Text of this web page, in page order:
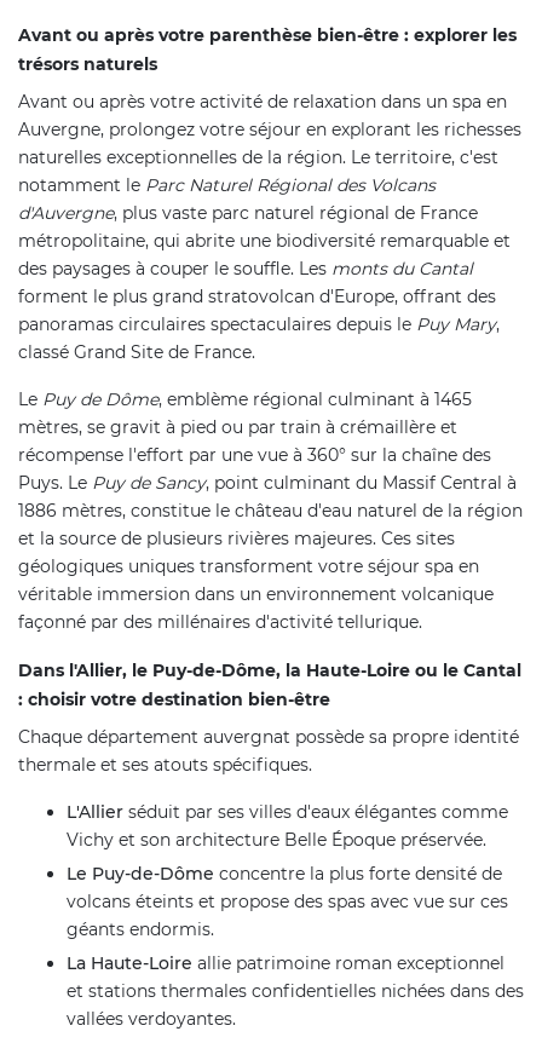
Avant ou après votre parenthèse bien-être : explorer les
trésors naturels
Avant ou après votre activité de relaxation dans un spa en
Auvergne, prolongez votre séjour en explorant les richesses
naturelles exceptionnelles de la région. Le territoire, c'est
notamment le Parc Naturel Régional des Volcans
d'Auvergne, plus vaste parc naturel régional de France
métropolitaine, qui abrite une biodiversité remarquable et
des paysages à couper le souffle. Les monts du Cantal
forment le plus grand stratovolcan d'Europe, offrant des
panoramas circulaires spectaculaires depuis le Puy Mary,
classé Grand Site de France.
Le Puy de Dôme, emblème régional culminant à 1465
mètres, se gravit à pied ou par train à crémaillère et
récompense l'effort par une vue à 360° sur la chaîne des
Puys. Le Puy de Sancy, point culminant du Massif Central à
1886 mètres, constitue le château d'eau naturel de la région
et la source de plusieurs rivières majeures. Ces sites
géologiques uniques transforment votre séjour spa en
véritable immersion dans un environnement volcanique
façonné par des millénaires d'activité tellurique.
Dans l'Allier, le Puy-de-Dôme, la Haute-Loire ou le Cantal
: choisir votre destination bien-être
Chaque département auvergnat possède sa propre identité
thermale et ses atouts spécifiques.
L'Allier séduit par ses villes d'eaux élégantes comme
Vichy et son architecture Belle Époque préservée.
Le Puy-de-Dôme concentre la plus forte densité de
volcans éteints et propose des spas avec vue sur ces
géants endormis.
La Haute-Loire allie patrimoine roman exceptionnel
et stations thermales confidentielles nichées dans des
vallées verdoyantes.